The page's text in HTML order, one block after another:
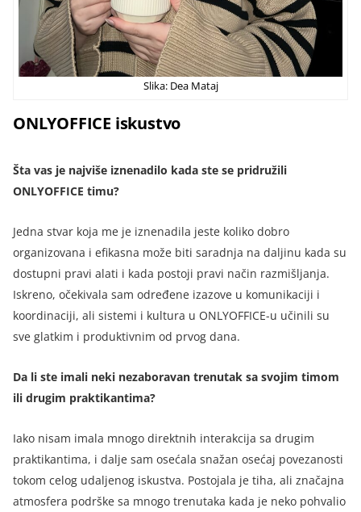
Slika: Dea Mataj
ONLYOFFICE iskustvo
Šta vas je najviše iznenadilo kada ste se pridružili
ONLYOFFICE timu?
Jedna stvar koja me je iznenadila jeste koliko dobro
organizovana i efikasna može biti saradnja na daljinu kada su
dostupni pravi alati i kada postoji pravi način razmišljanja.
Iskreno, očekivala sam određene izazove u komunikaciji i
koordinaciji, ali sistemi i kultura u ONLYOFFICE-u učinili su
sve glatkim i produktivnim od prvog dana.
Da li ste imali neki nezaboravan trenutak sa svojim timom
ili drugim praktikantima?
Iako nisam imala mnogo direktnih interakcija sa drugim
praktikantima, i dalje sam osećala snažan osećaj povezanosti
tokom celog udaljenog iskustva. Postojala je tiha, ali značajna
atmosfera podrške sa mnogo trenutaka kada je neko pohvalio